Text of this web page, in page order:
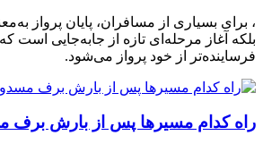
، برای بسیاری از مسافران، پایان پرواز
بلکه آغاز مرحله‌ای تازه از جابه‌جایی است که
فرساینده‌تر از خود پرواز می‌شود.
راه کدام مسیرها پس از بارش برف